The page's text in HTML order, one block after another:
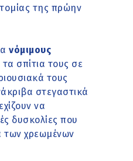
της πρώην
νόμιμους
τα σπίτια τους σε
τους
στεγαστικά
να
δυσκολίες που
των χρεωμένων